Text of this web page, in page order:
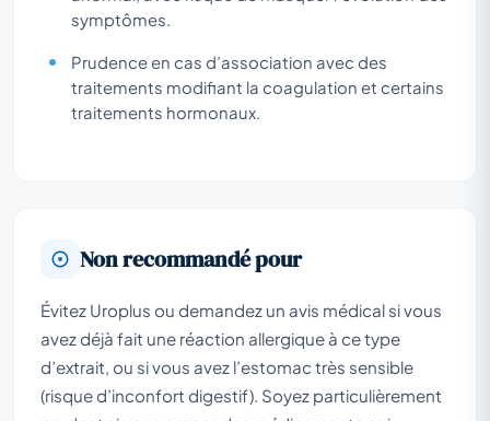
symptômes.
Prudence en cas d’association avec des
traitements modifiant la coagulation et certains
traitements hormonaux.
Non recommandé pour
Évitez Uroplus ou demandez un avis médical si vous
avez déjà fait une réaction allergique à ce type
d’extrait, ou si vous avez l’estomac très sensible
(risque d’inconfort digestif). Soyez particulièrement